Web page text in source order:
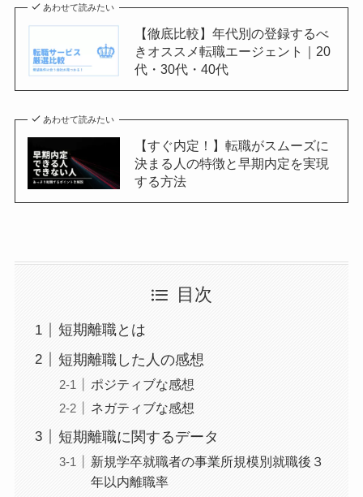
あわせて読みたい
【徹底比較】年代別の登録するべ
きオススメ転職エージェント｜20
代・30代・40代
あわせて読みたい
【すぐ内定！】転職がスムーズに
決まる人の特徴と早期内定を実現
する方法
目次
短期離職とは
短期離職した人の感想
ポジティブな感想
ネガティブな感想
短期離職に関するデータ
新規学卒就職者の事業所規模別就職後３
年以内離職率